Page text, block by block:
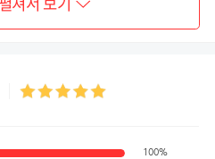
쳐서 보기
100%